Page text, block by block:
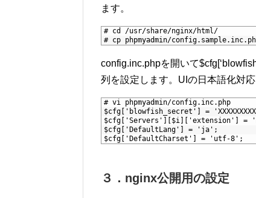
ます。
# cd /usr/share/nginx/html/
# cp phpmyadmin/
config.inc.phpを開いて
列を設定します。UIの日本語化対
# vi phpmyadmin/config.inc.php
$cfg['blowfish_secret'] =
$cfg['Servers'][$i]['extension'] =
$cfg['DefaultLang'] = 'ja';
$cfg['DefaultCharset'] = 'utf-8';
３．nginx公開用の設定